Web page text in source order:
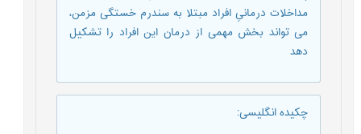
مداخلات درمانیِ افراد مبتلا به سندرم خستگی مزمن،
می تواند بخش مهمی از درمان این افراد را تشکیل
دهد
چکیده انگلیسی: